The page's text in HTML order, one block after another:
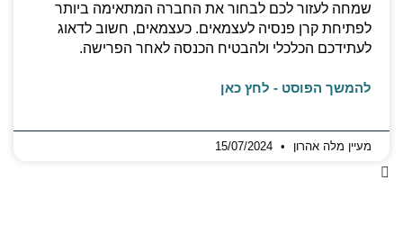
שמחה לעזור לכם לבחור את החברה המתאימה ביותר
לפתיחת קרן פנסיה לעצמאים. כעצמאים, חשוב לדאוג
לעתידכם הכלכלי ולהבטיח הכנסה לאחר הפרישה.
להמשך הפוסט - לחץ כאן
מעיין מלה אהרון